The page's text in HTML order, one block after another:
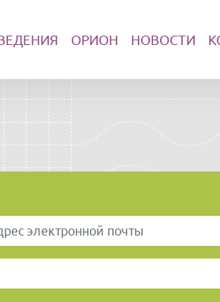
ОРИОН НОВОСТИ
электронной почты